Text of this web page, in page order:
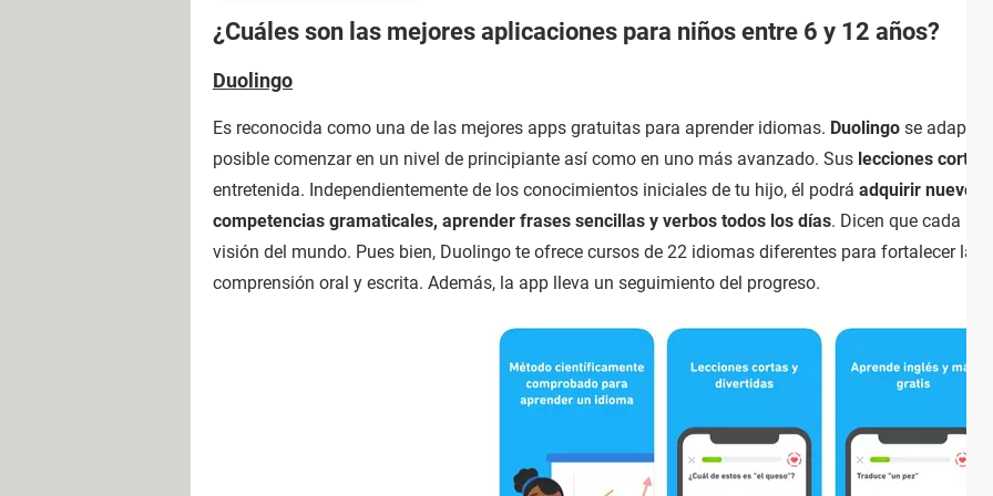
¿Cuáles son las mejores aplicaciones para niños entre 6 y 12 años?
Duolingo
Es reconocida como una de las mejores apps gratuitas para aprender idiomas. Duolingo se adapta
posible comenzar en un nivel de principiante así como en uno más avanzado. Sus lecciones cortas
entretenida. Independientemente de los conocimientos iniciales de tu hijo, él podrá adquirir nuevo
competencias gramaticales, aprender frases sencillas y verbos todos los días. Dicen que cada
visión del mundo. Pues bien, Duolingo te ofrece cursos de 22 idiomas diferentes para fortalecer las
comprensión oral y escrita. Además, la app lleva un seguimiento del progreso.